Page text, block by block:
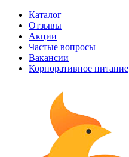
Каталог
Отзывы
Акции
Частые вопросы
Вакансии
Корпоративное питание